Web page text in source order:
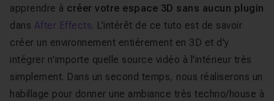
apprendre à créer votre espace 3D sans aucun plugin
dans After Effects. L'intérêt de ce tuto est de savoir
créer un environnement entièrement en 3D et d'y
intégrer n'importe quelle source vidéo à l'intérieur très
simplement. Dans un second temps, nous réaliserons un
habillage pour donner une ambiance très techno/house à